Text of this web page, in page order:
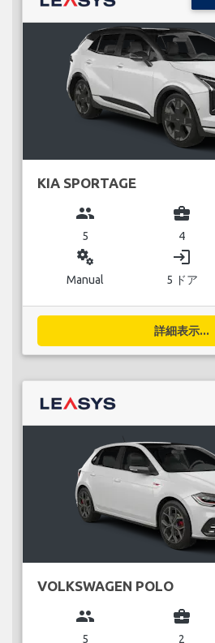
KIA SPORTAGE
group
5
business_center
4
miscellaneous_services
Manual
login
5 ドア
詳細表示...
VOLKSWAGEN POLO
group
5
business_center
2